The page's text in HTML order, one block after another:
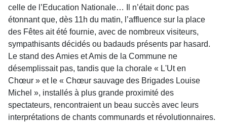
celle de l’Education Nationale… Il n’était donc pas
étonnant que, dès 11h du matin, l’affluence sur la place
des Fêtes ait été fournie, avec de nombreux visiteurs,
sympathisants décidés ou badauds présents par hasard.
Le stand des Amies et Amis de la Commune ne
désemplissait pas, tandis que la chorale « L'Ut en
Chœur » et le « Chœur sauvage des Brigades Louise
Michel », installés à plus grande proximité des
spectateurs, rencontraient un beau succès avec leurs
interprétations de chants communards et révolutionnaires.